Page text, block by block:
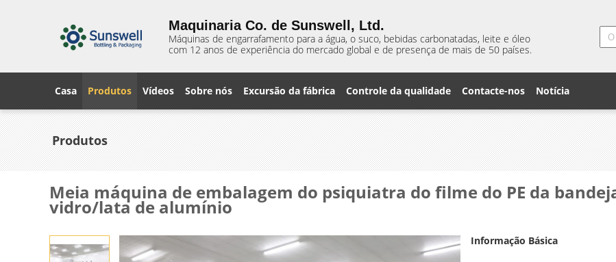
Maquinaria Co. de Sunswell, Ltd.
Máquinas de engarrafamento para a água, o suco, bebidas carbonatadas, leite e óleo
com 12 anos de experiência do mercado global e de presença de mais de 50 países.
Casa Produtos Vídeos Sobre nós Excursão da fábrica Controle da qualidade Contacte-nos Notícia
Produtos
Meia máquina de embalagem do psiquiatra do filme do PE da
vidro/lata de alumínio
Informação Básica